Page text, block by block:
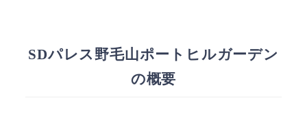
SDパレス野毛山ポートヒルガーデン
の概要